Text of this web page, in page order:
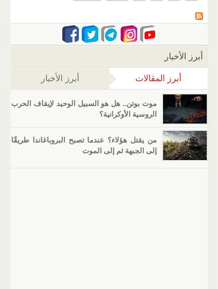
أبرز الأخبار
أبرز المقالات (علامة التبويب النشطة)
أبرز الأخبار
موت بوتن.. هل هو السبيل الوحيد لإيقاف الحرب
الروسية الأوكرانية؟
من يقتل هؤلاء؟ عندما تصبح البروباغاندا طريقًا
إلى الجبهة ثم إلى الموت